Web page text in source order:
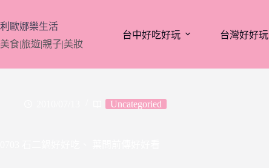
至
主
要
利歐娜樂生活
美食|旅遊|親子|美妝
台中好吃好玩 台灣好好玩
Uncategoried